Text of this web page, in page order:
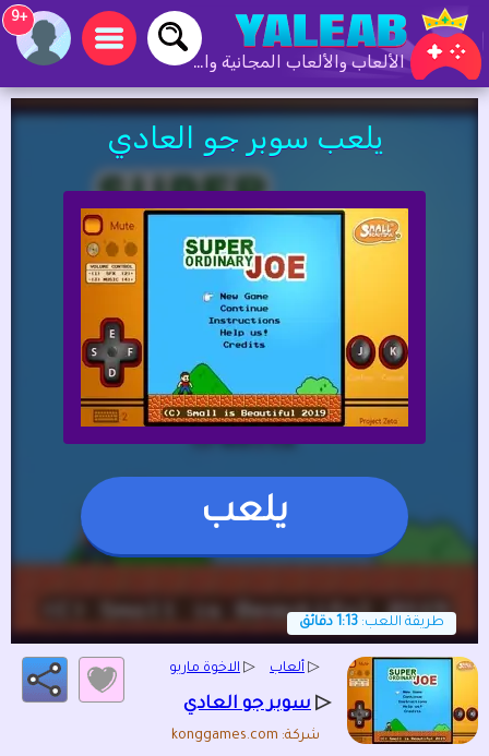
الألعاب والألعاب المجانية والألعاب عبر الإنترنت
+9
يلعب سوبر جو العادي
يلعب
طريقة اللعب: 1:13 دقائق
▷ ألعاب ▷ الاخوة ماريو
▷ سوبر جو العادي
شركة: konggames.com